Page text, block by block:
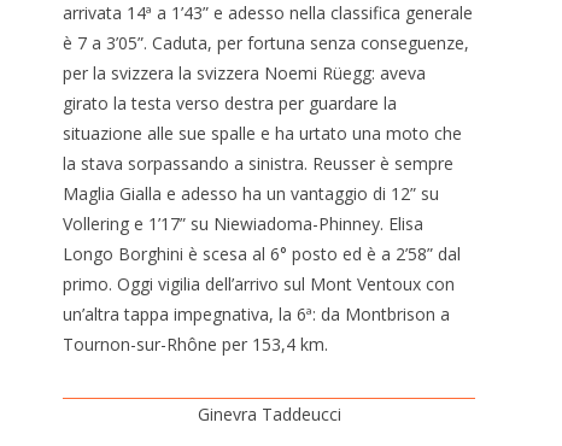
arrivata 14ª a 1’43” e adesso nella classifica generale
è 7 a 3’05”. Caduta, per fortuna senza conseguenze,
per la svizzera la svizzera Noemi Rüegg: aveva
girato la testa verso destra per guardare la
situazione alle sue spalle e ha urtato una moto che
la stava sorpassando a sinistra. Reusser è sempre
Maglia Gialla e adesso ha un vantaggio di 12” su
Vollering e 1’17” su Niewiadoma-Phinney. Elisa
Longo Borghini è scesa al 6° posto ed è a 2’58” dal
primo. Oggi vigilia dell’arrivo sul Mont Ventoux con
un’altra tappa impegnativa, la 6ª: da Montbrison a
Tournon-sur-Rhône per 153,4 km.
Ginevra Taddeucci